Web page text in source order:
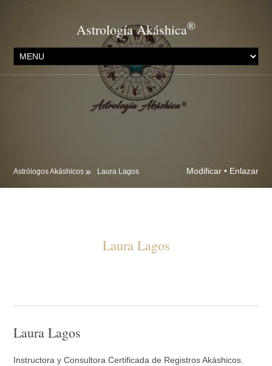
Astrología Akáshica®
Modificar• Enlazar
Astrólogos Akáshicos Laura Lagos
Laura Lagos
Laura Lagos
Instructora y Consultora Certificada de Registros Akáshicos.